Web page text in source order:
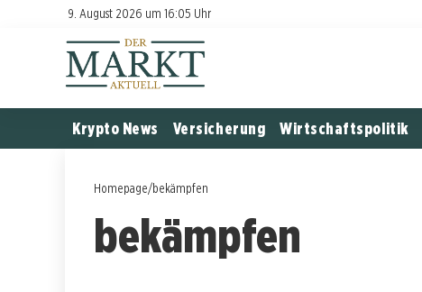
9. August 2026 um 16:05 Uhr
Krypto News Versicherung Wirtschaftspolitik
Homepage/bekämpfen
bekämpfen